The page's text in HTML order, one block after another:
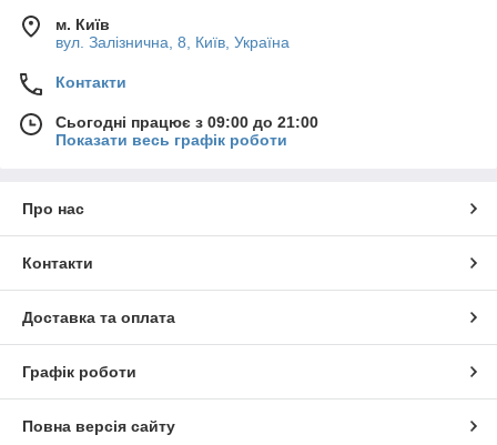
м. Київ
вул. Залізнична, 8, Київ, Україна
Контакти
Сьогодні працює з 09:00 до 21:00
Показати весь графік роботи
Про нас
Контакти
Доставка та оплата
Графік роботи
Повна версія сайту